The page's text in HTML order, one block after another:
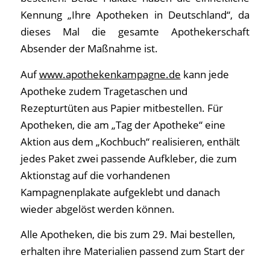
Kennung „Ihre Apotheken in Deutschland“, da
dieses Mal die gesamte Apothekerschaft
Absender der Maßnahme ist.
Aufwww.apothekenkampagne.de kann jede
Apotheke zudem Tragetaschen und
Rezepturtüten aus Papier mitbestellen. Für
Apotheken, die am „Tag der Apotheke“ eine
Aktion aus dem „Kochbuch“ realisieren, enthält
jedes Paket zwei passende Aufkleber, die zum
Aktionstag auf die vorhandenen
Kampagnenplakate aufgeklebt und danach
wieder abgelöst werden können.
Alle Apotheken, die bis zum 29. Mai bestellen,
erhalten ihre Materialien passend zum Start der